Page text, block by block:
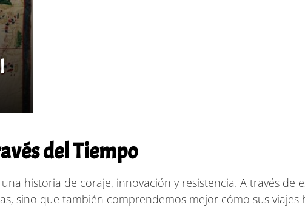
del Tiempo
historia de coraje, innovación y resistencia. A través
sino que también comprendemos mejor cómo sus